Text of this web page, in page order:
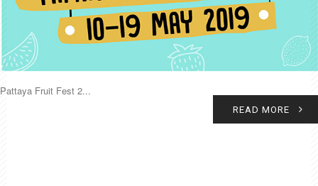
Pattaya Fruit Fest 2...
READ MORE